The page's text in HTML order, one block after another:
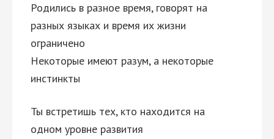
Родились в разное время, говорят на
разных языках и время их жизни
ограничено
Некоторые имеют разум, а некоторые
инстинкты
Ты встретишь тех, кто находится на
одном уровне развития